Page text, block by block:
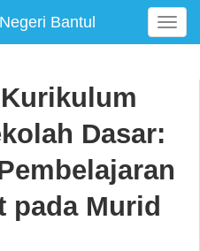
Bantul
T
o
v
Dasar:
pada Murid